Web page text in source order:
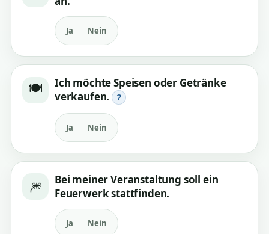
Ja Nein
🍽️
Ich möchte Speisen oder Getränke
verkaufen.
?
Ja Nein
🎆
Bei meiner Veranstaltung soll ein
Feuerwerk stattfinden.
Ja Nein